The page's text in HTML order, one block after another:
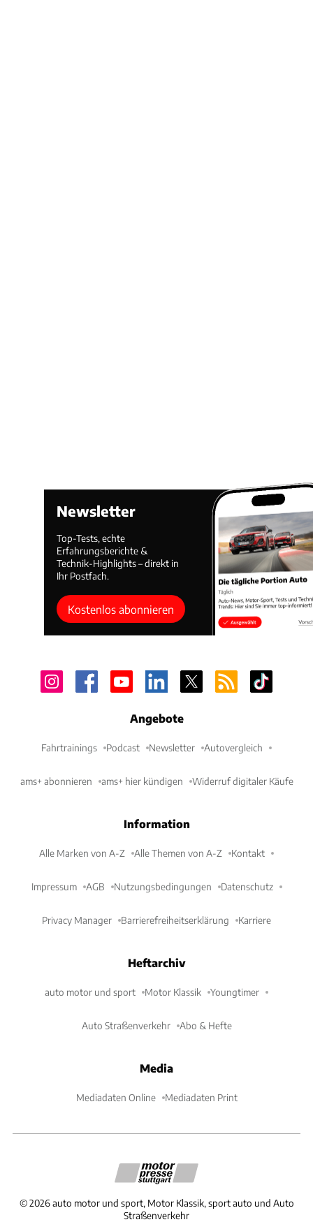
Newsletter
Top-Tests, echte
Erfahrungsberichte &
Technik-Highlights – direkt in
Ihr Postfach.
Kostenlos abonnieren
Angebote
Fahrtrainings Podcast Newsletter Autovergleich
ams+ abonnieren ams+ hier kündigen Widerruf digitaler Käufe
Information
Alle Marken von A-Z Alle Themen von A-Z Kontakt
Impressum AGB Nutzungsbedingungen Datenschutz
Privacy Manager Barrierefreiheitserklärung Karriere
Heftarchiv
auto motor und sport Motor Klassik Youngtimer
Auto Straßenverkehr Abo & Hefte
Media
Mediadaten Online Mediadaten Print
©2026 auto motor und sport, Motor Klassik, sport auto und Auto
Straßenverkehr